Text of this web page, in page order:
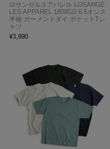
ロサンゼルスアパレル LOSANGE
LES APPAREL 1809GD 6.5オンス
半袖 ガーメントダイ ポケットTシ
ャツ
¥3,990